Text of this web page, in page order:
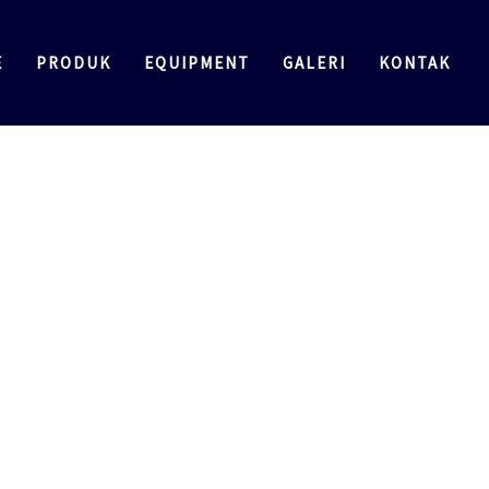
PRODUK EQUIPMENT GALERI KONTAK